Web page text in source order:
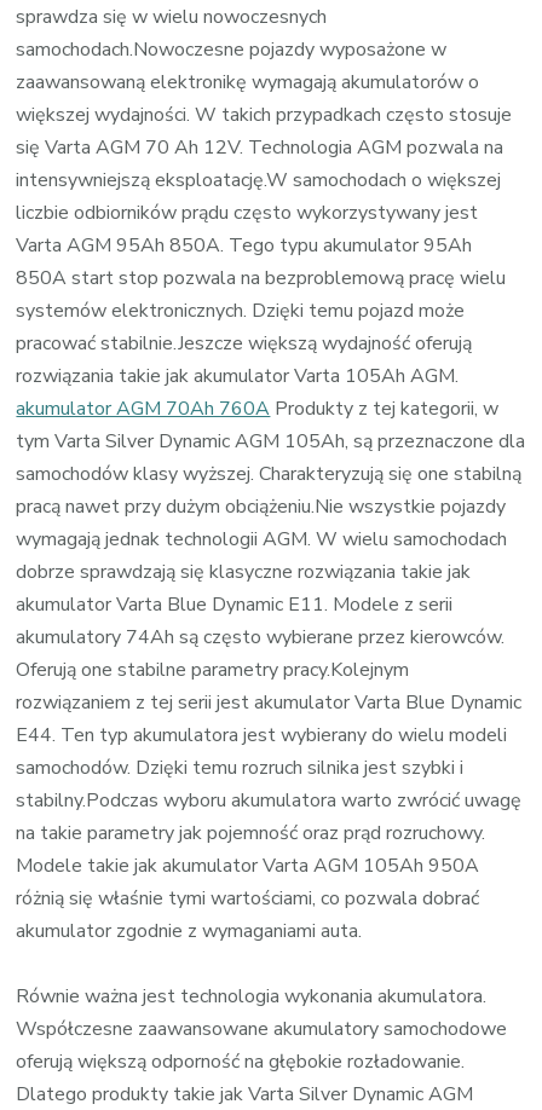
sprawdza się w wielu nowoczesnych
samochodach.Nowoczesne pojazdy wyposażone w
zaawansowaną elektronikę wymagają akumulatorów o
większej wydajności. W takich przypadkach często stosuje
się Varta AGM 70 Ah 12V. Technologia AGM pozwala na
intensywniejszą eksploatację.W samochodach o większej
liczbie odbiorników prądu często wykorzystywany jest
Varta AGM 95Ah 850A. Tego typu akumulator 95Ah
850A start stop pozwala na bezproblemową pracę wielu
systemów elektronicznych. Dzięki temu pojazd może
pracować stabilnie.Jeszcze większą wydajność oferują
rozwiązania takie jak akumulator Varta 105Ah AGM.
akumulator AGM 70Ah 760A Produkty z tej kategorii, w
tym Varta Silver Dynamic AGM 105Ah, są przeznaczone dla
samochodów klasy wyższej. Charakteryzują się one stabilną
pracą nawet przy dużym obciążeniu.Nie wszystkie pojazdy
wymagają jednak technologii AGM. W wielu samochodach
dobrze sprawdzają się klasyczne rozwiązania takie jak
akumulator Varta Blue Dynamic E11. Modele z serii
akumulatory 74Ah są często wybierane przez kierowców.
Oferują one stabilne parametry pracy.Kolejnym
rozwiązaniem z tej serii jest akumulator Varta Blue Dynamic
E44. Ten typ akumulatora jest wybierany do wielu modeli
samochodów. Dzięki temu rozruch silnika jest szybki i
stabilny.Podczas wyboru akumulatora warto zwrócić uwagę
na takie parametry jak pojemność oraz prąd rozruchowy.
Modele takie jak akumulator Varta AGM 105Ah 950A
różnią się właśnie tymi wartościami, co pozwala dobrać
akumulator zgodnie z wymaganiami auta.
Równie ważna jest technologia wykonania akumulatora.
Współczesne zaawansowane akumulatory samochodowe
oferują większą odporność na głębokie rozładowanie.
Dlatego produkty takie jak Varta Silver Dynamic AGM